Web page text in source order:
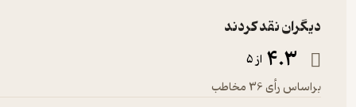
دیگران نقد کردند
4.3 از 5
براساس رأی 36 مخاطب